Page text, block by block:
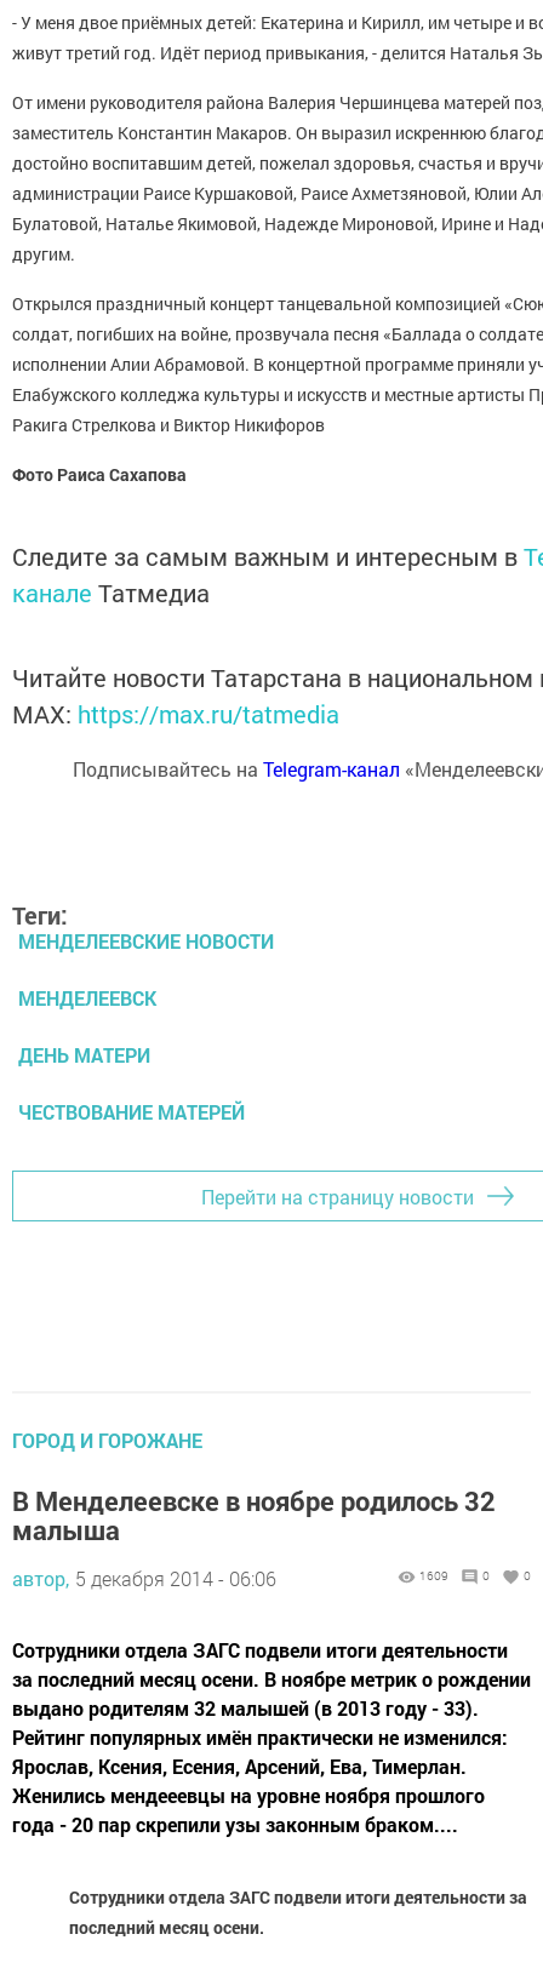
- У меня двое приёмных детей: Екатерина и Кирилл, им четыре и
живут третий год. Идёт период привыкания, - делится Наталья
От имени руководителя района Валерия Чершинцева матерей
заместитель Константин Макаров. Он выразил искреннюю
достойно воспитавшим детей, пожелал здоровья, счастья и
администрации Раисе Куршаковой, Раисе Ахметзяновой, Юлии
Булатовой, Наталье Якимовой, Надежде Мироновой, Ирине и
другим.
Открылся праздничный концерт танцевальной композицией
солдат, погибших на войне, прозвучала песня «Баллада о
исполнении Алии Абрамовой. В концертной программе приняли
Елабужского колледжа культуры и искусств и местные артисты
Ракига Стрелкова и Виктор Никифоров
Фото Раиса Сахапова
Следите за самым важным и интересным в
канале Татмедиа
Читайте новости Татарстана в
MАХ: https://max.ru/tatmedia
Подписывайтесь на Telegram-канал
Теги:
МЕНДЕЛЕЕВСКИЕ НОВОСТИ
МЕНДЕЛЕЕВСК
ДЕНЬ МАТЕРИ
ЧЕСТВОВАНИЕ МАТЕРЕЙ
Перейти на страницу новости
ГОРОД И ГОРОЖАНЕ
В Менделеевске в ноябре родилось 32
малыша
автор, 5 декабря 2014 - 06:06 1609 0 0
Сотрудники отдела ЗАГС подвели итоги деятельности
за последний месяц осени. В ноябре метрик о рождении
выдано родителям 32 малышей (в 2013 году - 33).
Рейтинг популярных имён практически не изменился:
Ярослав, Ксения, Есения, Арсений, Ева, Тимерлан.
Женились мендееевцы на уровне ноября прошлого
года - 20 пар скрепили узы законным браком....
Сотрудники отдела ЗАГС подвели итоги деятельности за
последний месяц осени.